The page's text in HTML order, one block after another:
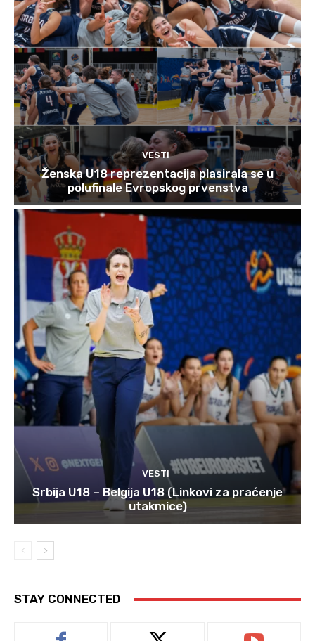
VESTI
Ženska U18 reprezentacija plasirala se u
polufinale Evropskog prvenstva
VESTI
Srbija U18 – Belgija U18 (Linkovi za praćenje
utakmice)
STAY CONNECTED